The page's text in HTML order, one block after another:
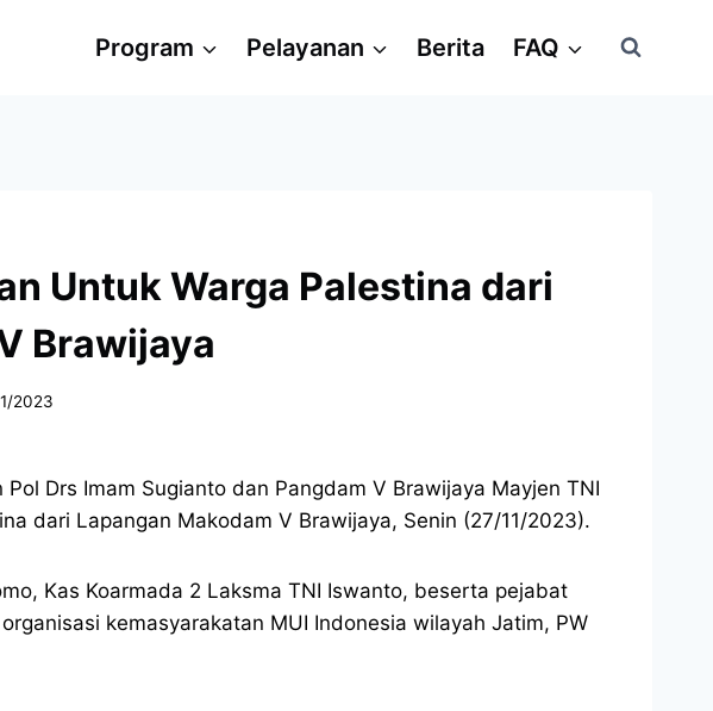
Program Pelayanan Berita FAQ
Untuk Warga Palestina dari
Brawijaya
2023
Drs Imam Sugianto dan Pangdam V Brawijaya Mayjen TNI
dari Lapangan Makodam V Brawijaya, Senin (27/11/2023).
Kas Koarmada 2 Laksma TNI Iswanto, beserta pejabat
kemasyarakatan MUI Indonesia wilayah Jatim, PW